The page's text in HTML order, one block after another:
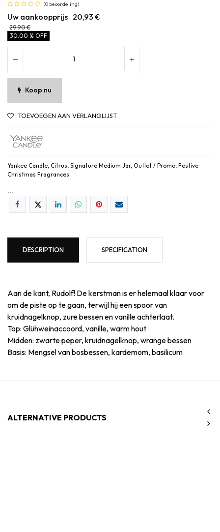
(0 beoordeling)
Uw aankoopprijs 20,93 €
29,90€
30.00 % OFF
Koop nu
TOEVOEGEN AAN VERLANGLIJST
Yankee Candle, Citrus, Signature Medium Jar, Outlet / Promo, Festive
Christmas Fragrances
...
DESCRIPTION SPECIFICATION
Aan de kant, Rudolf! De kerstman is er helemaal klaar voor
om de piste op te gaan, terwijl hij een spoor van
kruidnagelknop, zure bessen en vanille achterlaat.
Top: Glühweinaccoord, vanille, warm hout
Midden: zwarte peper, kruidnagelknop, wrange bessen
Basis: Mengsel van bosbessen, kardemom, basilicum
ALTERNATIVE PRODUCTS